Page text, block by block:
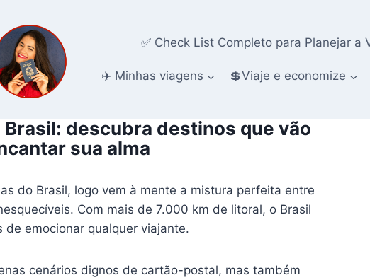
✅ Check List Completo para Planejar a
✈️ Minhas viagens 💲Viaje e economize
descubra destinos que vão
sua alma
do Brasil, logo vem à mente a mistura perfeita entre
Com mais de 7.000 km de litoral, o Brasil
emocionar qualquer viajante.
cenários dignos de cartão-postal, mas também